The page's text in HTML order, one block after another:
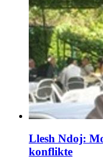
Llesh Ndoj:
konflikte